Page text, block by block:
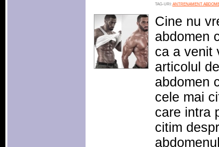
TAG-URI: ANTRENAMENT
Cine nu
abdomen
ca a venit
articolul
abdomen
cele mai
care intra
citim